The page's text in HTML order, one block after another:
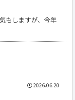
もしますが、今年
2026.06.20